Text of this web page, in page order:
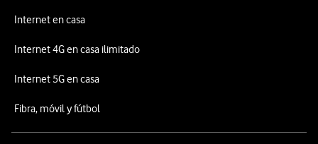
Internet en casa
Internet 4G en casa ilimitado
Internet 5G en casa
Fibra, móvil y fútbol